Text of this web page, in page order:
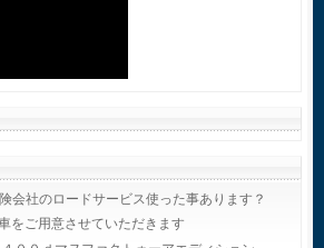
会社のロードサービス使った事あります？
をご用意させていただきます